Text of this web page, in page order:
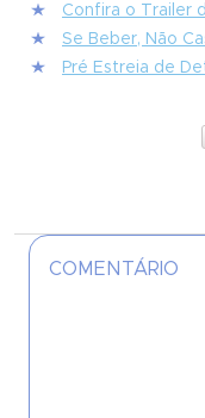
Confira o Trailer
Se Beber, Não
Pré Estreia de